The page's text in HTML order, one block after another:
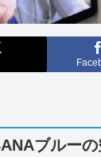
ブルーの